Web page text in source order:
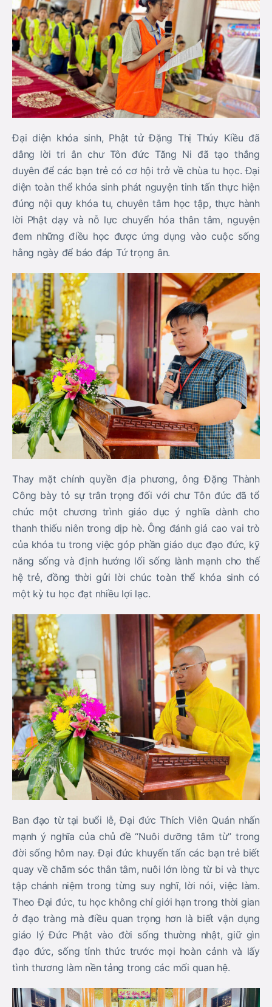
Đại diện khóa sinh, Phật tử Đặng Thị Thúy Kiều đã
dâng lời tri ân chư Tôn đức Tăng Ni đã tạo thắng
duyên để các bạn trẻ có cơ hội trở về chùa tu học. Đại
diện toàn thể khóa sinh phát nguyện tinh tấn thực hiện
đúng nội quy khóa tu, chuyên tâm học tập, thực hành
lời Phật dạy và nỗ lực chuyển hóa thân tâm, nguyện
đem những điều học được ứng dụng vào cuộc sống
hằng ngày để báo đáp Tứ trọng ân.
Thay mặt chính quyền địa phương, ông Đặng Thành
Công bày tỏ sự trân trọng đối với chư Tôn đức đã tổ
chức một chương trình giáo dục ý nghĩa dành cho
thanh thiếu niên trong dịp hè. Ông đánh giá cao vai trò
của khóa tu trong việc góp phần giáo dục đạo đức, kỹ
năng sống và định hướng lối sống lành mạnh cho thế
hệ trẻ, đồng thời gửi lời chúc toàn thể khóa sinh có
một kỳ tu học đạt nhiều lợi lạc.
Ban đạo từ tại buổi lễ, Đại đức Thích Viên Quán nhấn
mạnh ý nghĩa của chủ đề “Nuôi dưỡng tâm từ” trong
đời sống hôm nay. Đại đức khuyến tấn các bạn trẻ biết
quay về chăm sóc thân tâm, nuôi lớn lòng từ bi và thực
tập chánh niệm trong từng suy nghĩ, lời nói, việc làm.
Theo Đại đức, tu học không chỉ giới hạn trong thời gian
ở đạo tràng mà điều quan trọng hơn là biết vận dụng
giáo lý Đức Phật vào đời sống thường nhật, giữ gìn
đạo đức, sống tỉnh thức trước mọi hoàn cảnh và lấy
tình thương làm nền tảng trong các mối quan hệ.